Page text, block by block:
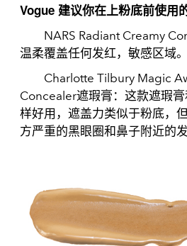
Vogue 建议你在上粉底前使用
NARS Radiant Creamy
温柔覆盖任何发红，敏感区域。
Charlotte Tilbury Magic
Concealer遮瑕膏：这款遮瑕
样好用，遮盖力类似于粉底，
方严重的黑眼圈和鼻子附近的发